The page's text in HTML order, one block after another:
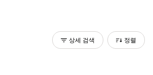
상세 검색 정렬